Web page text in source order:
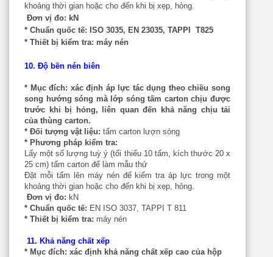
khoảng thời gian hoặc cho đến khi bị xẹp, hỏng.
Đơn vị đo: kN
* Chuẩn quốc tế: ISO 3035, EN 23035, TAPPI T825
* Thiết bị kiểm tra: máy nén
10. Độ bền nén biên
* Mục đích: xác định áp lực tác dụng theo chiều song
song hướng sóng mà lớp sóng tấm carton chịu được
trước khi bị hỏng, liên quan đến khả năng chịu tải
của thùng carton.
* Đối tượng vật liệu: tấm carton lượn sóng
* Phương pháp kiểm tra:
Lấy một số lượng tuỳ ý (tối thiểu 10 tấm, kích thước 20 x
25 cm) tấm carton để làm mẫu thử
Đặt mỗi tấm lên máy nén để kiểm tra áp lực trong một
khoảng thời gian hoặc cho đến khi bị xẹp, hỏng.
Đơn vị đo: kN
* Chuẩn quốc tế: EN ISO 3037, TAPPI T 811
* Thiết bị kiểm tra: máy nén
11. Khả năng chất xếp
* Mục đích: xác định khả năng chất xếp cao của hộp